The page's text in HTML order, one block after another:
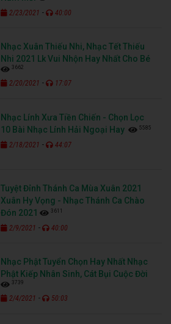
2/23/2021 - 40:00
Nhạc Xuân Thiếu Nhi, Nhạc Tết Thiếu
Nhi 2021 Lk Vui Nhộn Hay Nhất Cho Bé
3662
2/20/2021 - 17:07
Nhạc Lính Xưa Tiền Chiến - Chọn Lọc
10 Bài Nhạc Lính Hải Ngoại Hay
5585
2/18/2021 - 44:07
Tuyệt Đỉnh Thánh Ca Mùa Xuân 2021
Xuân Hy Vọng - Nhạc Thánh Ca Chào
Đón 2021
3611
2/9/2021 - 40:00
Nhạc Phật Tuyển Chọn Hay Nhất Nhạc
Phật Kiếp Nhân Sinh, Cát Bụi Cuộc Đời
3739
2/4/2021 - 50:03